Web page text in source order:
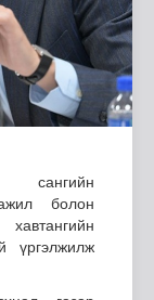
сангийн
болон
үргэлжилж